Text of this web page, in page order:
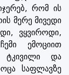
რომ ის
მერე მივედი
ვყვიროდი,
ემოციით
და
საფლავზე